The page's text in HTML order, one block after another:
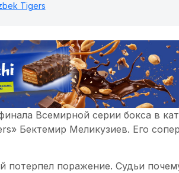
Tigers
Всемирной серии бокса в
Бектемир Меликузиев. Его
потерпел поражение. Судьи